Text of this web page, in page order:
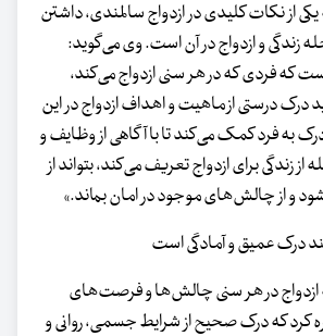
از نکات کلیدی در ازدواج سالمندی، داشتن
زندگی و ازدواج در آن است. وی می‌گوید:
که فردی که در هر سنی ازدواج می‌کند،
درک درستی از ماهیت و اهداف ازدواج در این
به فرد کمک می‌کند تا با آگاهی از وظایف و
زندگی برای ازدواج تعریف می‌کند، بتواند از
و از چالش‌های موجود در امان بماند.»
درک عمیق و آمادگی است
ازدواج در هر سنی چالش‌ها و فرصت‌های
کرد که درک صحیح از شرایط جسمی، روانی و